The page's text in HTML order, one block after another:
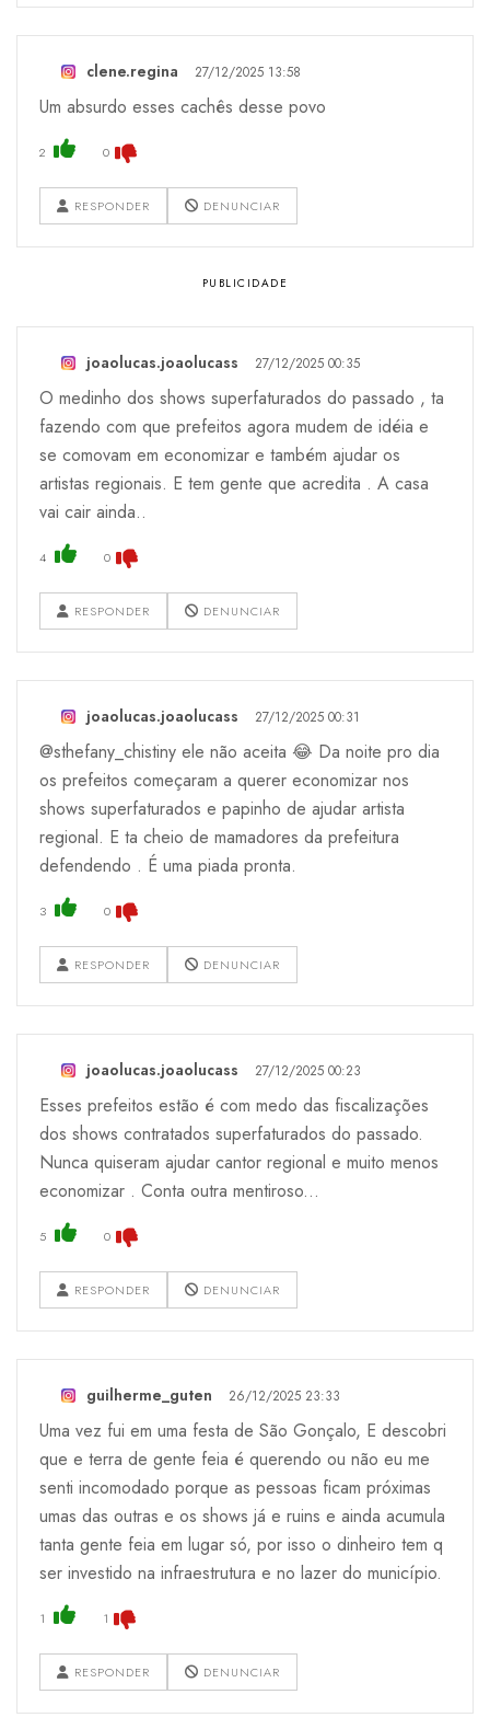
clene.regina 27/12/2025 13:58
Um absurdo esses cachês desse povo
2 0
RESPONDER DENUNCIAR
joaolucas.joaolucass 27/12/2025 00:35
O medinho dos shows superfaturados do passado , ta
fazendo com que prefeitos agora mudem de idéia e
se comovam em economizar e também ajudar os
artistas regionais. E tem gente que acredita . A casa
vai cair ainda..
4 0
RESPONDER DENUNCIAR
joaolucas.joaolucass 27/12/2025 00:31
@sthefany_chistiny ele não aceita 😂 Da noite pro dia
os prefeitos começaram a querer economizar nos
shows superfaturados e papinho de ajudar artista
regional. E ta cheio de mamadores da prefeitura
defendendo . É uma piada pronta.
3 0
RESPONDER DENUNCIAR
joaolucas.joaolucass 27/12/2025 00:23
Esses prefeitos estão é com medo das fiscalizações
dos shows contratados superfaturados do passado.
Nunca quiseram ajudar cantor regional e muito menos
economizar . Conta outra mentiroso...
5 0
RESPONDER DENUNCIAR
guilherme_guten 26/12/2025 23:33
Uma vez fui em uma festa de São Gonçalo, E descobri
que e terra de gente feia é querendo ou não eu me
senti incomodado porque as pessoas ficam próximas
umas das outras e os shows já e ruins e ainda acumula
tanta gente feia em lugar só, por isso o dinheiro tem q
ser investido na infraestrutura e no lazer do município.
1 1
RESPONDER DENUNCIAR